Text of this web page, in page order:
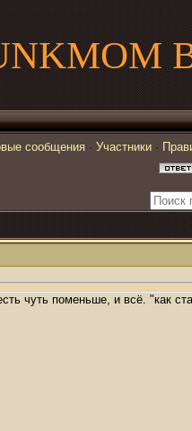
сообщения · Участники ·
чуть поменьше, и всё. "как